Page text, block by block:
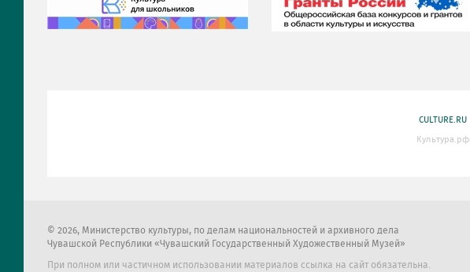
CULTURE.RU
Культура.рф
2026, Министерство культуры, по делам национальностей и архивного дела
Чувашской Республики «Чувашский Государственный Художественный Музей»
При полном или частичном использовании материалов ссылка на сайт обязательна.